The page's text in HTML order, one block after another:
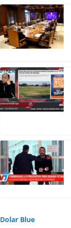
Dolar Blue